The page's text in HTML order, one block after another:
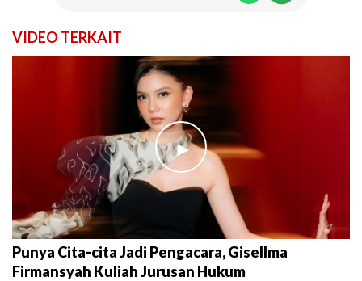
VIDEO TERKAIT
►
Punya Cita-cita Jadi Pengacara, Gisellma
Firmansyah Kuliah Jurusan Hukum